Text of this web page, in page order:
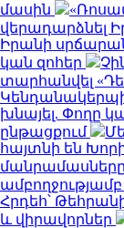
մասին
վերադարձնել
Իրանի
կան զոհեր
տարհանվել
Կենդանակերպի
խնայել. Փողը
ընթացքում
հայտնի են
մանրամասները
Հրդեհ՝
և վիրավորներ